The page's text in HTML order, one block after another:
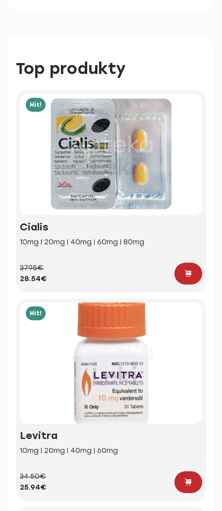
Top produkty
Hit!
Cialis
10mg | 20mg | 40mg | 60mg | 80mg
37.95€
28.54€
Hit!
Levitra
10mg | 20mg | 40mg | 60mg
34.50€
25.94€